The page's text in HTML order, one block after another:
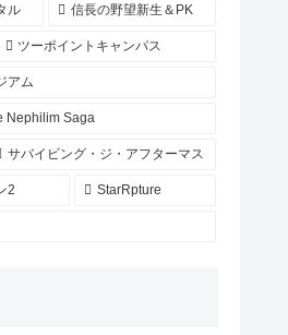
ル 信長の野望新生＆PK
ツーポイントキャンパス
アム
Nephilim Saga
サバイビング・ジ・アフターマス
2 StarRpture